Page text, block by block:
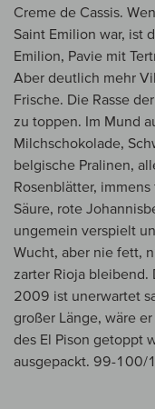
Creme de Cassis.
Saint Emilion war, ist
Emilion, Pavie mit
Aber deutlich mehr
Frische. Die Rasse
zu toppen. Im Mund
Milchschokolade,
belgische Pralinen,
Rosenblätter,
Säure, rote
ungemein verspielt
Wucht, aber nie fett,
zarter Rioja bleibend.
2009 ist unerwartet
großer Länge, wäre
des El Pison getoppt
ausgepackt. 99-100/